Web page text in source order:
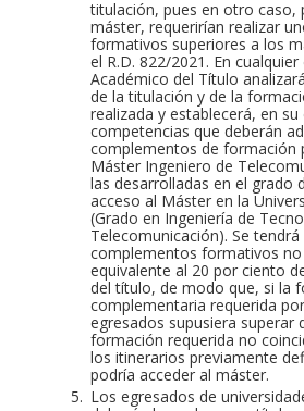
titulación, pues en otro caso,
máster, requerirían realizar
formativos superiores a los
el R.D. 822/2021. En
Académico del Título
de la titulación y de la
realizada y establecerá, en su
competencias que deberán
complementos de formación
Máster Ingeniero de
las desarrolladas en el grado
acceso al Máster en la
(Grado en Ingeniería de
Telecomunicación). Se
complementos formativos no
equivalente al 20 por ciento
del título, de modo que, si la
complementaria requerida
egresados supusiera superar
formación requerida no
los itinerarios previamente
podría acceder al máster.
Los egresados de